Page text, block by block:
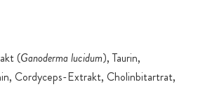
(Ganoderma lucidum), Taurin,
Cordyceps-Extrakt, Cholinbitartrat,